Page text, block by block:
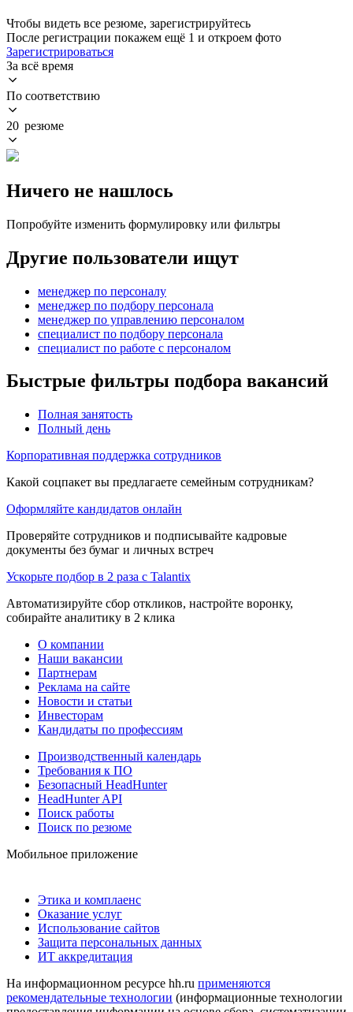
Чтобы видеть все резюме, зарегистрируйтесь
После регистрации покажем ещё 1 и откроем фото
Зарегистрироваться
За всё время
По соответствию
20 резюме
Ничего не нашлось
Попробуйте изменить формулировку или фильтры
Другие пользователи ищут
менеджер по персоналу
менеджер по подбору персонала
менеджер по управлению персоналом
специалист по подбору персонала
специалист по работе с персоналом
Быстрые фильтры подбора вакансий
Полная занятость
Полный день
Корпоративная поддержка сотрудников
Какой соцпакет вы предлагаете семейным сотрудникам?
Оформляйте кандидатов онлайн
Проверяйте сотрудников и подписывайте кадровые
документы без бумаг и личных встреч
Ускорьте подбор в 2 раза с Talantix
Автоматизируйте сбор откликов, настройте воронку,
собирайте аналитику в 2 клика
О компании
Наши вакансии
Партнерам
Реклама на сайте
Новости и статьи
Инвесторам
Кандидаты по профессиям
Производственный календарь
Требования к ПО
Безопасный HeadHunter
HeadHunter API
Поиск работы
Поиск по резюме
Мобильное приложение
Этика и комплаенс
Оказание услуг
Использование сайтов
Защита персональных данных
ИТ аккредитация
На информационном ресурсе hh.ru применяются
рекомендательные технологии (информационные технологии